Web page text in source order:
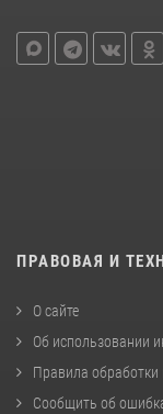
ПРАВОВАЯ И
О сайте
Об использовании
Правила
Сообщить об